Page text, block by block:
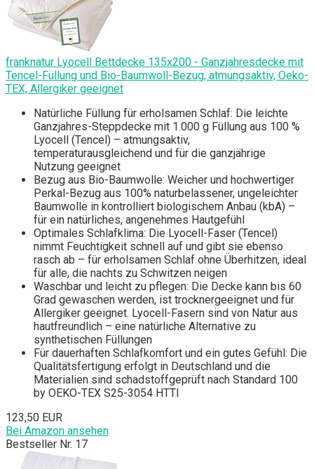
franknatur Lyocell Bettdecke 135x200 - Ganzjahresdecke mit
Tencel-Füllung und Bio-Baumwoll-Bezug, atmungsaktiv, Oeko-
TEX, Allergiker geeignet
Natürliche Füllung für erholsamen Schlaf: Die leichte
Ganzjahres-Steppdecke mit 1.000 g Füllung aus 100 %
Lyocell (Tencel) – atmungsaktiv,
temperaturausgleichend und für die ganzjährige
Nutzung geeignet
Bezug aus Bio-Baumwolle: Weicher und hochwertiger
Perkal-Bezug aus 100% naturbelassener, ungeleichter
Baumwolle in kontrolliert biologischem Anbau (kbA) –
für ein natürliches, angenehmes Hautgefühl
Optimales Schlafklima: Die Lyocell-Faser (Tencel)
nimmt Feuchtigkeit schnell auf und gibt sie ebenso
rasch ab – für erholsamen Schlaf ohne Überhitzen, ideal
für alle, die nachts zu Schwitzen neigen
Waschbar und leicht zu pflegen: Die Decke kann bis 60
Grad gewaschen werden, ist trocknergeeignet und für
Allergiker geeignet. Lyocell-Fasern sind von Natur aus
hautfreundlich – eine natürliche Alternative zu
synthetischen Füllungen
Für dauerhaften Schlafkomfort und ein gutes Gefühl: Die
Qualitätsfertigung erfolgt in Deutschland und die
Materialien sind schadstoffgeprüft nach Standard 100
by OEKO-TEX S25-3054 HTTI
123,50 EUR
Bei Amazon ansehen
Bestseller Nr. 17